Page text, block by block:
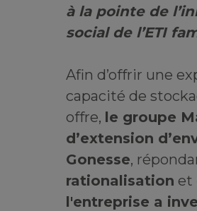
à la pointe de
social de l’ETI
Afin d’offrir une
capacité de
offre, le groupe
d’extension
Gonesse,
rationalisation et
l'entreprise a